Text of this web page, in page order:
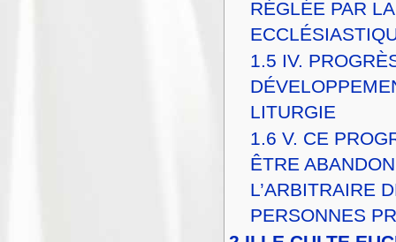
RÉGLÉE PAR
1.5 IV.
LITURGIE
1.6 V. CE
ÊTRE
L’ARBITRAIRE
PERSONNES